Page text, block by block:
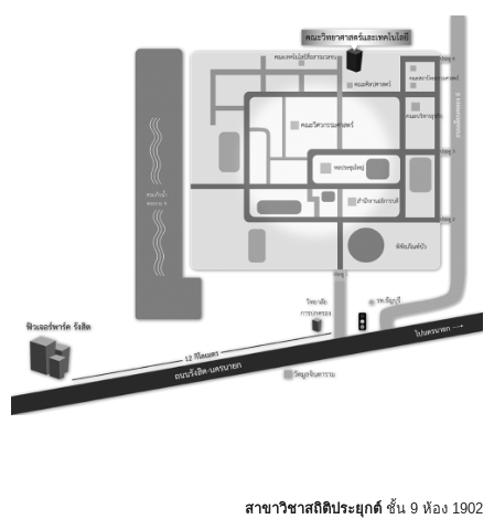
สาขาวิชาสถิติประยุกต์ ชั้น 9 ห้อง 1902